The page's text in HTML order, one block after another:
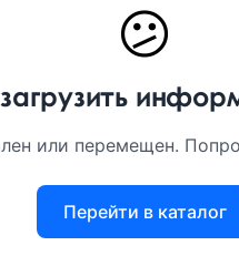
😕
или перемещен.
Перейти в каталог